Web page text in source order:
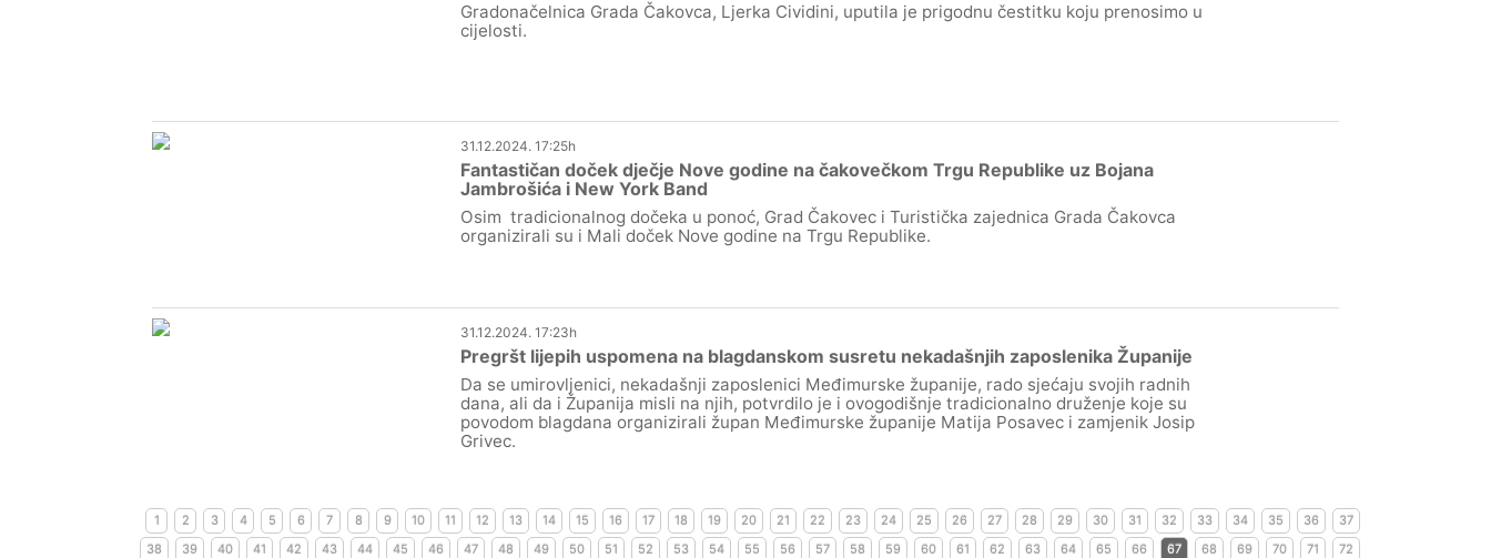
Gradonačelnica Grada Čakovca, Ljerka Cividini, uputila je prigodnu čestitku koju prenosimo u
cijelosti.
31.12.2024. 17:25h
Fantastičan doček dječje Nove godine na čakovečkom Trgu Republike uz Bojana
Jambrošića i New York Band
Osim tradicionalnog dočeka u ponoć, Grad Čakovec i Turistička zajednica Grada Čakovca
organizirali su i Mali doček Nove godine na Trgu Republike.
31.12.2024. 17:23h
Pregršt lijepih uspomena na blagdanskom susretu nekadašnjih zaposlenika Županije
Da se umirovljenici, nekadašnji zaposlenici Međimurske županije, rado sjećaju svojih radnih
dana, ali da i Županija misli na njih, potvrdilo je i ovogodišnje tradicionalno druženje koje su
povodom blagdana organizirali župan Međimurske županije Matija Posavec i zamjenik Josip
Grivec.
1 2 3 4 5 6 7 8 9 10 11 12 13 14 15 16 17 18 19 20 21 22 23 24 25 26 27 28 29 30 31 32 33 34 35 36
37
38
39 40 41 42 43 44 45 46 47 48 49 50 51 52 53 54 55 56 57 58 59 60 61 62 63 64 65 66 67 68 69 70 71 72